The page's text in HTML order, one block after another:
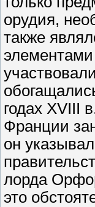
орудия,
также
элементами
годах XVIII
Франции
он
лорда
это